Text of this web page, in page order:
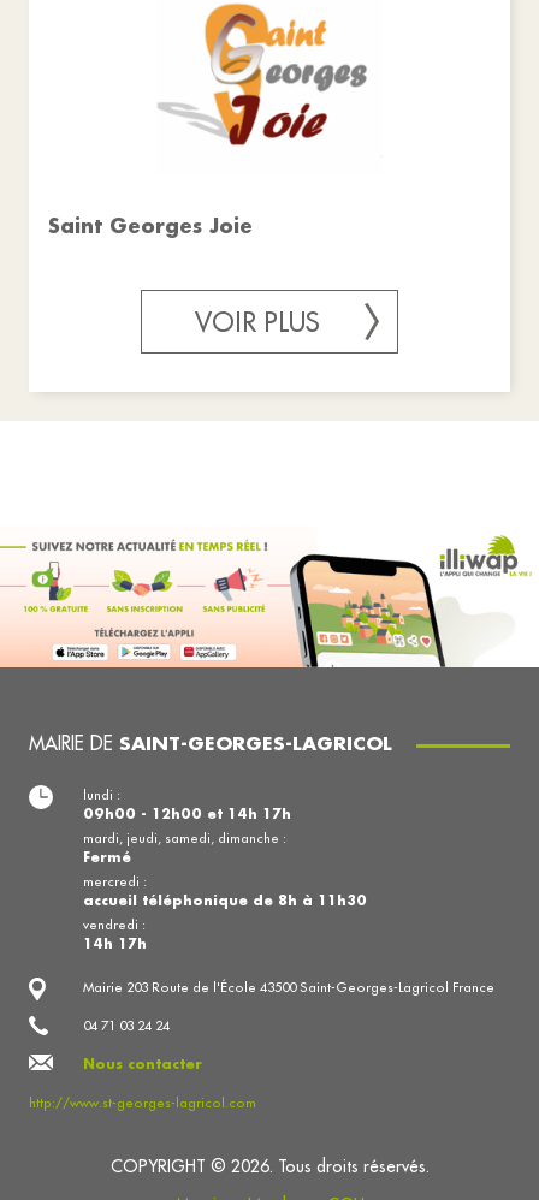
Saint Georges Joie
VOIR PLUS
MAIRIE DE SAINT-GEORGES-LAGRICOL
Mairie 203 Route de l'École 43500 Saint-Georges-Lagricol France
04 71 03 24 24
Nous contacter
http://www.st-georges-lagricol.com
lundi :
09h00 - 12h00 et 14h 17h
mardi, jeudi, samedi, dimanche :
Fermé
mercredi :
accueil téléphonique de 8h à 11h30
vendredi :
14h 17h
COPYRIGHT © 2026. Tous droits réservés.